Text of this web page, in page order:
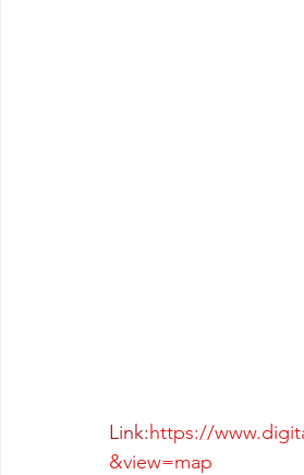
Link:https://
&view=map